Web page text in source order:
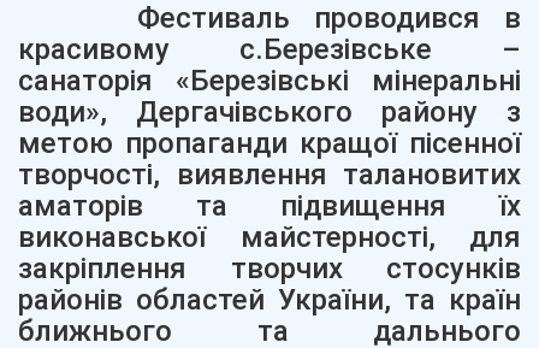
Фестиваль проводився в
красивому с.Березівське –
санаторія «Березівські мінеральні
води», Дергачівського району з
метою пропаганди кращої пісенної
творчості, виявлення талановитих
аматорів та підвищення їх
виконавської майстерності, для
закріплення творчих стосунків
районів областей України, та країн
ближнього та дальнього